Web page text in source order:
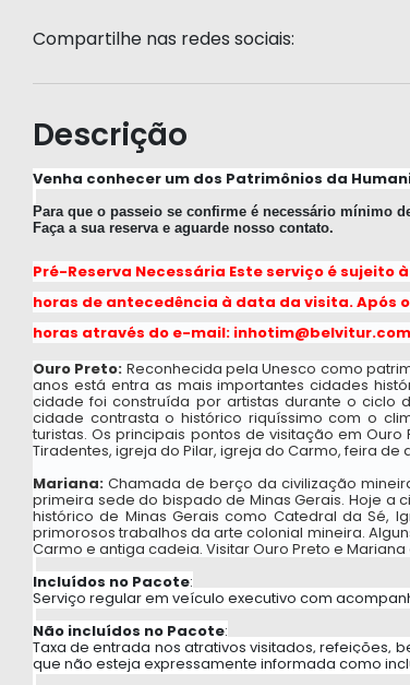
Compartilhe nas redes sociais:
Descrição
Venha conhecer um dos Patrimônios da
Para que o passeio se confirme é necessário mínimo
Faça a sua reserva e aguarde nosso contato.
Pré-Reserva Necessária Este serviço é sujeito
horas de antecedência à data da visita. Após
horas através do e-mail:
Ouro Preto: Reconhecida pela Unesco como
anos está entra as mais importantes cidades
cidade foi construída por artistas durante o ciclo
cidade contrasta o histórico riquíssimo com o
turistas. Os principais pontos de visitação em
Tiradentes, igreja do Pilar, igreja do Carmo, feira
Mariana: Chamada de berço da civilização
primeira sede do bispado de Minas Gerais. Hoje
histórico de Minas Gerais como Catedral da Sé,
primorosos trabalhos da arte colonial mineira.
Carmo e antiga cadeia. Visitar Ouro Preto e
Incluídos no Pacote:
Serviço regular em veículo executivo com
Não incluídos no Pacote:
Taxa de entrada nos atrativos visitados, refeições,
que não esteja expressamente informada como